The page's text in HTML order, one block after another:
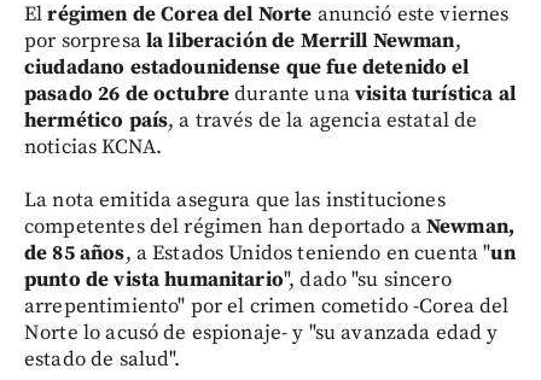
Elrégimen de Corea del Norte anunció este viernes
por sorpresala liberación de Merrill Newman,
ciudadano estadounidense que fue detenido el
pasado 26 de octubredurante unavisita turística al
hermético país, a través de la agencia estatal de
noticias KCNA.
La nota emitida asegura que las instituciones
competentes del régimen han deportado aNewman,
de 85 años, a Estados Unidos teniendo en cuenta "un
punto de vista humanitario", dado "su sincero
arrepentimiento" por el crimen cometido -Corea del
Norte lo acusó de espionaje- y "su avanzada edad y
estado de salud".